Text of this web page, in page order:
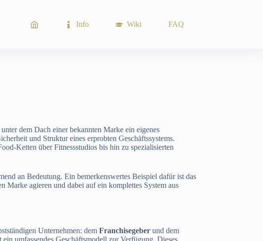
Info Wiki FAQ
dem Dach einer bekannten Marke ein eigenes
und Struktur eines erprobten Geschäftssystems.
Ketten über Fitnessstudios bis hin zu spezialisierten
an Bedeutung. Ein bemerkenswertes Beispiel dafür ist das
Marke agieren und dabei auf ein komplettes System aus
Unternehmen: demFranchisegeber und dem